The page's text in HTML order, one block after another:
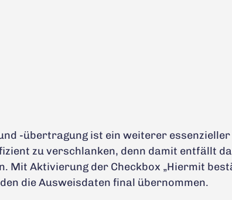
-übertragung ist ein weiterer essenzieller
zu verschlanken, denn damit entfällt
Mit Aktivierung der Checkbox „Hiermit
die Ausweisdaten final übernommen.